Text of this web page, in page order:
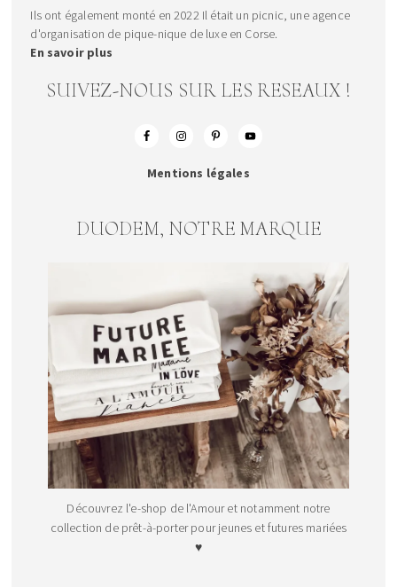
Ils ont également monté en 2022 Il était un picnic, une agence
d'organisation de pique-nique de luxe en Corse.
En savoir plus
SUIVEZ-NOUS SUR LES RESEAUX !
Mentions légales
DUODEM, NOTRE MARQUE
Découvrez l'e-shop de l'Amour et notamment notre
collection de prêt-à-porter pour jeunes et futures mariées
♥